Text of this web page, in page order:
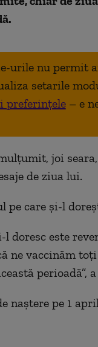
urile nu permit
setarile
preferințele – e
joi
de ziua lui.
pe care și-l
l doresc este
ne vaccinăm
perioadă”,
naștere pe 1